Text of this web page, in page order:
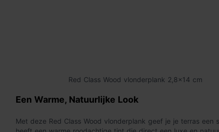
Red Class Wood vlonderplank 2,8x14 cm
Een Warme, Natuurlijke Look
Met deze Red Class Wood vlonderplank geef je je terras een